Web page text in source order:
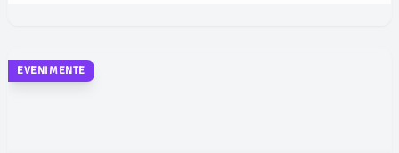
EVENIMENTE